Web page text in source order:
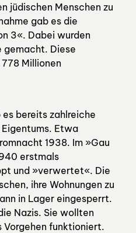
jüdischen Menschen zu
gab es die
3«. Dabei wurden
gemacht. Diese
Millionen
es bereits zahlreiche
Etwa
1938. Im »Gau
erstmals
und »verwertet«. Die
ihre Wohnungen zu
in Lager eingesperrt.
Nazis. Sie wollten
Vorgehen funktioniert.